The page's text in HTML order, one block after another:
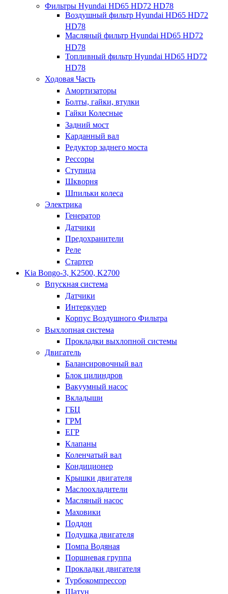
Фильтры Hyundai HD65 HD72 HD78
Воздушный фильтр Hyundai HD65 HD72
HD78
Масляный фильтр Hyundai HD65 HD72
HD78
Топливный фильтр Hyundai HD65 HD72
HD78
Ходовая Часть
Амортизаторы
Болты, гайки, втулки
Гайки Колесные
Задний мост
Карданный вал
Редуктор заднего моста
Рессоры
Ступица
Шкворня
Шпильки колеса
Электрика
Генератор
Датчики
Предохранители
Реле
Стартер
Kia Bongo-3, K2500, K2700
Впускная система
Датчики
Интеркулер
Корпус Воздушного Фильтра
Выхлопная система
Прокладки выхлопной системы
Двигатель
Балансировочный вал
Блок цилиндров
Вакуумный насос
Вкладыши
ГБЦ
ГРМ
ЕГР
Клапаны
Коленчатый вал
Кондиционер
Крышки двигателя
Маслоохладители
Масляный насос
Маховики
Поддон
Подушка двигателя
Помпа Водяная
Поршневая группа
Прокладки двигателя
Турбокомпрессор
Шатун